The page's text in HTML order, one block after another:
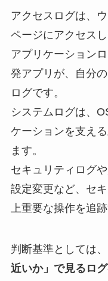
アクセスログは、
ページにアクセス
アプリケーション
発アプリが、自分
ログです。
システムログは、
ケーションを支え
ます。
セキュリティログ
設定変更など、セ
上重要な操作を追
判断基準としては、
近いか」で見るロ